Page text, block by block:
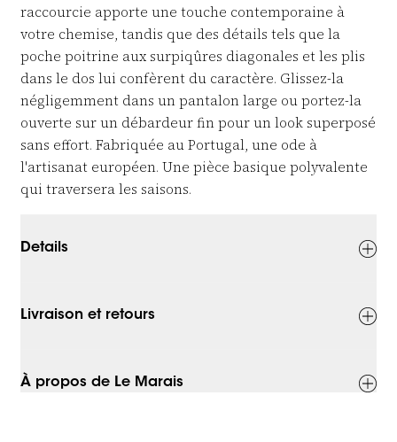
raccourcie apporte une touche contemporaine à
votre chemise, tandis que des détails tels que la
poche poitrine aux surpiqûres diagonales et les plis
dans le dos lui confèrent du caractère. Glissez-la
négligemment dans un pantalon large ou portez-la
ouverte sur un débardeur fin pour un look superposé
sans effort. Fabriquée au Portugal, une ode à
l'artisanat européen. Une pièce basique polyvalente
qui traversera les saisons.
Details
Livraison et retours
À propos de Le Marais